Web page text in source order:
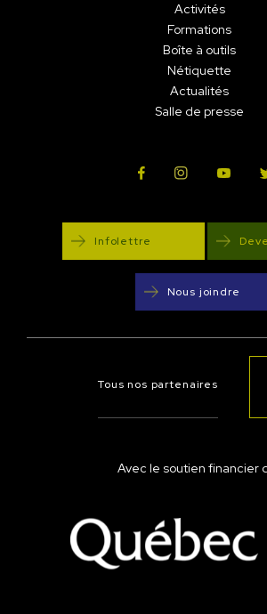
Activités
Formations
Boîte à outils
Nétiquette
Actualités
Salle de presse
Infolettre
Nous joindre
Avec le soutien financier
Tous nos partenaires